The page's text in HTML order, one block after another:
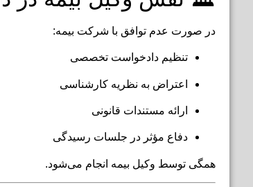
در صورت عدم توافق با شرکت بیمه:
تنظیم دادخواست تخصصی
اعتراض به نظریه کارشناسی
ارائه مستندات قانونی
دفاع مؤثر در جلسات رسیدگی
همگی توسط وکیل بیمه انجام می‌شود.